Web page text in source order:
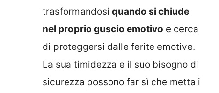
trasformandosi quando si chiude
nel proprio guscio emotivo e cerca
di proteggersi dalle ferite emotive.
La sua timidezza e il suo bisogno di
sicurezza possono far sì che metta i